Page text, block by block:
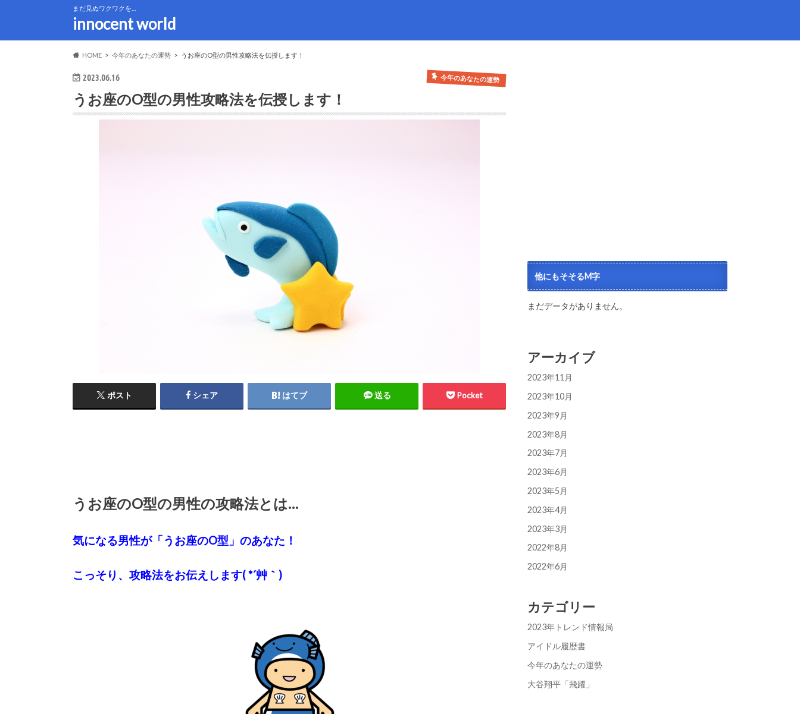
まだ見ぬワクワクを…
innocent world
HOME 今年のあなたの運勢 うお座のO型の男性攻略法を伝授します！
2023.06.16 今年のあなたの運勢
うお座のO型の男性攻略法を伝授します！
ポスト シェア はてブ 送る Pocket
うお座のO型の男性の攻略法とは…
気になる男性が「うお座のO型」のあなた！
こっそり、攻略法をお伝えします( *´艸｀)
他にもそそるM字
まだデータがありません。
アーカイブ
2023年11月
2023年10月
2023年9月
2023年8月
2023年7月
2023年6月
2023年5月
2023年4月
2023年3月
2022年8月
2022年6月
カテゴリー
2023年トレンド情報局
アイドル履歴書
今年のあなたの運勢
大谷翔平「飛躍」